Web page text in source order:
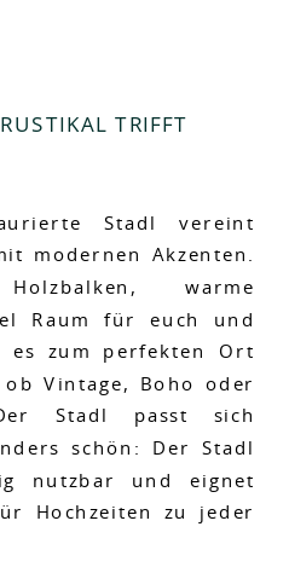
TRIFFT
Stadl vereint
modernen Akzenten.
warme
Raum für euch und
es zum perfekten Ort
Vintage, Boho oder
Der Stadl passt sich
schön: Der Stadl
nutzbar und eignet
Hochzeiten zu jeder